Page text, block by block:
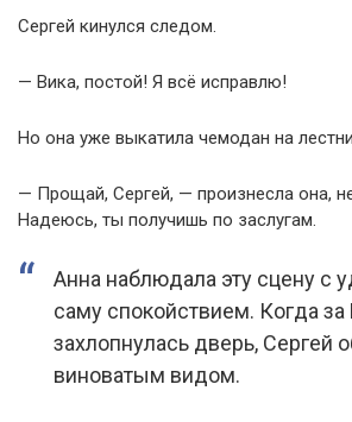
Сергей кинулся следом.
— Вика, постой! Я всё исправлю!
Но она уже выкатила чемодан на
— Прощай, Сергей, — произнесла она,
Надеюсь, ты получишь по заслугам.
Анна наблюдала эту сцену с
саму спокойствием. Когда за
захлопнулась дверь, Сергей
виноватым видом.